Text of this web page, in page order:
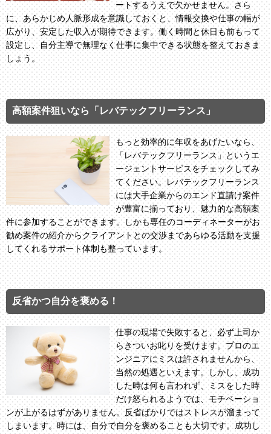
ートするうえで欠かせません。さら
に、あらかじめ人脈形成を意識しておくと、情報交換や仕事の幅が
広がり、安定した収入が期待できます。働く時間と休日も前もって
設定し、自分主導で無理なく仕事に集中できる状態を整えておきま
しょう。
高額案件狙いなら「レバテックフリーランス」
もっと効率的に年収をあげたいなら、
「レバテックフリーランス」というエ
ージェントサービスをチェックしてみ
てください。レバテックフリーランス
には大手企業からのエンド直請け案件
が豊富に揃っており、魅力的な高額案
件に参加することができます。しかも専任のコーディネーターがお
勧め案件の紹介からクライアントとの交渉まであらゆる活動を支援
してくれるサポート体制も整っています。
反省かつ自分を褒める！
仕事の現場で失敗すると、必ず上司か
らきついお叱りを受けます。プロのエ
ンジニアにミスは許されませんから、
当然の処遇といえます。しかし、成功
した時は何も言われず、ミスをした時
だけ怒られるようでは、モチベーショ
ンが上がるはずがありません。反省ばかりではストレスが溜まって
しまいます。時には、自分で自分を褒めることも大切です。成功し